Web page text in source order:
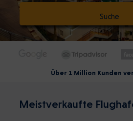
Suche
Über 1 Million Kunden
Meistverkaufte